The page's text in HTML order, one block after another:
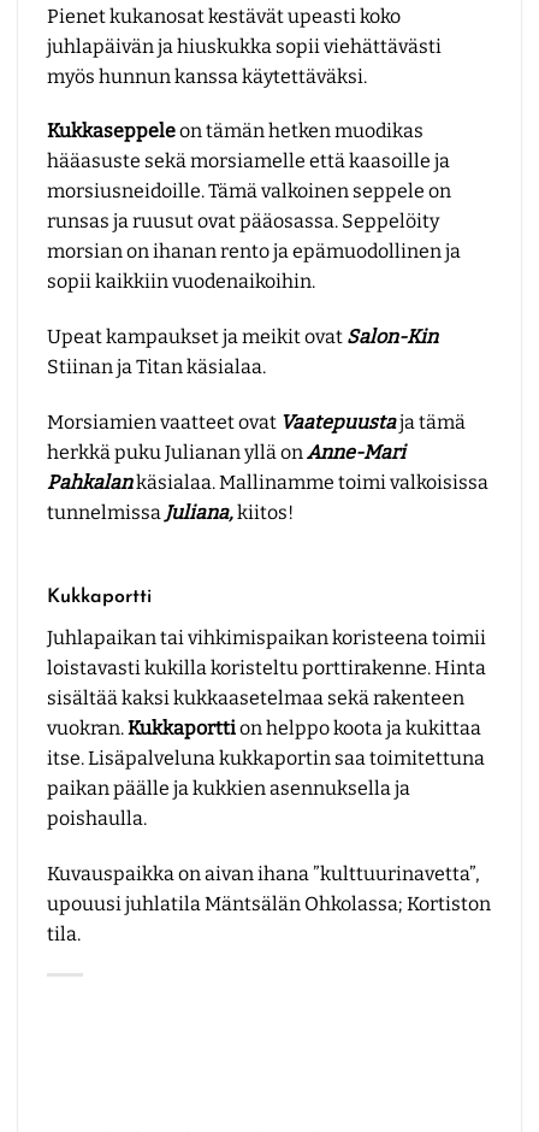
Pienet kukanosat kestävät upeasti koko
juhlapäivän ja hiuskukka sopii viehättävästi
myös hunnun kanssa käytettäväksi.
Kukkaseppeleon tämän hetken muodikas
hääasuste sekä morsiamelle että kaasoille ja
morsiusneidoille. Tämä valkoinen seppele on
runsas ja ruusut ovat pääosassa. Seppelöity
morsian on ihanan rento ja epämuodollinen ja
sopii kaikkiin vuodenaikoihin.
Upeat kampaukset ja meikit ovat Salon-Kin
Stiinan ja Titan käsialaa.
Morsiamien vaatteet ovat Vaatepuustaja tämä
herkkä puku Julianan yllä onAnne-Mari
Pahkalankäsialaa. Mallinamme toimi valkoisissa
tunnelmissa Juliana,kiitos!
Kukkaportti
Juhlapaikan tai vihkimispaikan koristeena toimii
loistavasti kukilla koristeltu porttirakenne. Hinta
sisältää kaksi kukkaasetelmaa sekä rakenteen
vuokran.Kukkaporttion helppo koota ja kukittaa
itse. Lisäpalveluna kukkaportin saa toimitettuna
paikan päälle ja kukkien asennuksella ja
poishaulla.
Kuvauspaikka on aivan ihana ”kulttuurinavetta”,
upouusi juhlatila Mäntsälän Ohkolassa; Kortiston
tila.